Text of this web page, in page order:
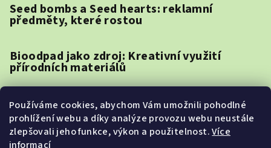
Používáme cookies, abychom Vám umožnili pohodlné
prohlížení webu a díky analýze provozu webu neustále
zlepšovali jeho funkce, výkon a použitelnost.Více
informací
Seed bombs a Seed hearts: reklamní
předměty, které rostou
Bioodpad jako zdroj: Kreativní využití
přírodních materiálů
Jak vybrat reklamní předměty pro různé
cílové skupiny: Mileniálové vs. Generace Z